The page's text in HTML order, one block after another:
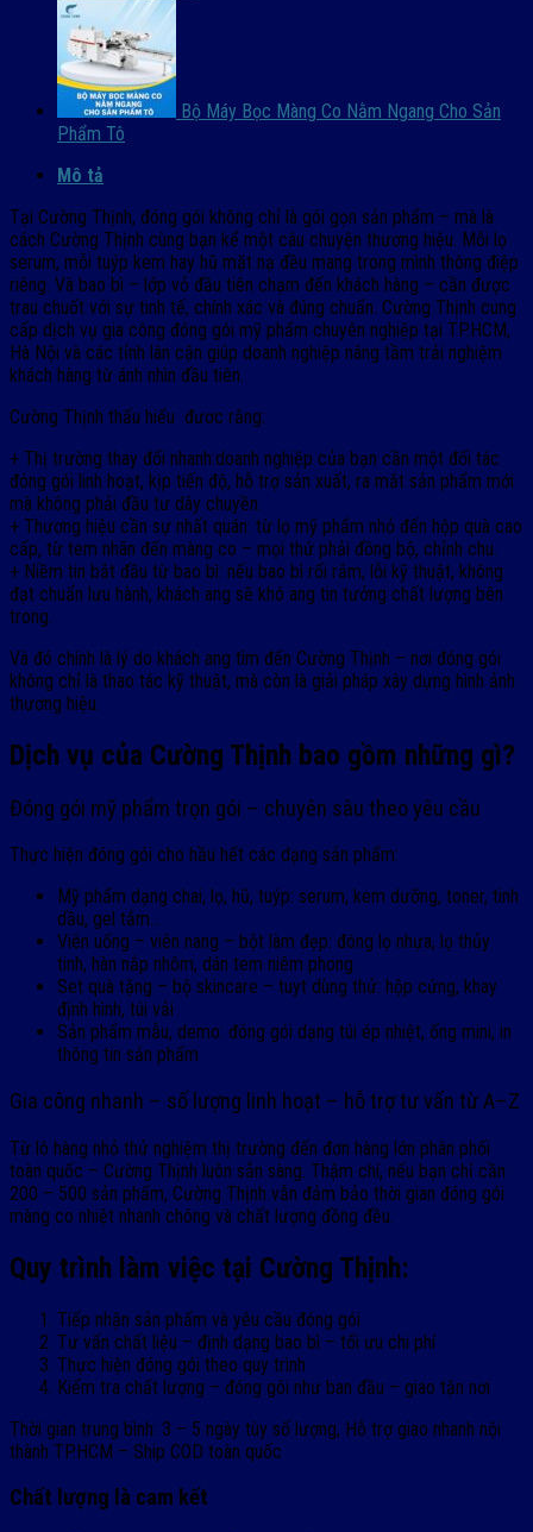
Bộ Máy Bọc Màng Co Nằm Ngang Cho Sản
Phẩm Tô
Mô tả
Tại Cường Thịnh, đóng gói không chỉ là gói gọn sản phẩm – mà là
cách Cường Thịnh cùng bạn kể một câu chuyện thương hiệu. Mỗi lọ
serum, mỗi tuýp kem hay hũ mặt nạ đều mang trong mình thông điệp
riêng. Và bao bì – lớp vỏ đầu tiên chạm đến khách hàng – cần được
trau chuốt với sự tinh tế, chính xác và đúng chuẩn. Cường Thịnh cung
cấp dịch vụ gia công đóng gói mỹ phẩm chuyên nghiệp tại TP.HCM,
Hà Nội và các tỉnh lân cận giúp doanh nghiệp nâng tầm trải nghiệm
khách hàng từ ánh nhìn đầu tiên.
Cường Thịnh thấu hiểu đươc rằng:
+ Thị trường thay đổi nhanh:doanh nghiệp của bạn cần một đối tác
đóng gói linh hoạt, kịp tiến độ, hỗ trợ sản xuất, ra mắt sản phẩm mới
mà không phải đầu tư dây chuyền.
+ Thương hiệu cần sự nhất quán: từ lọ mỹ phẩm nhỏ đến hộp quà cao
cấp, từ tem nhãn đến màng co – mọi thứ phải đồng bộ, chỉnh chu.
+ Niềm tin bắt đầu từ bao bì: nếu bao bì rối rắm, lỗi kỹ thuật, không
đạt chuẩn lưu hành, khách ang sẽ khó ang tin tưởng chất lượng bên
trong.
Và đó chính là lý do khách ang tìm đến Cường Thịnh – nơi đóng gói
không chỉ là thao tác kỹ thuật, mà còn là giải pháp xây dựng hình ảnh
thương hiệu.
Dịch vụ của Cường Thịnh bao gồm những gì?
Đóng gói mỹ phẩm trọn gói – chuyên sâu theo yêu cầu
Thực hiện đóng gói cho hầu hết các dạng sản phẩm:
Mỹ phẩm dạng chai, lọ, hũ, tuýp: serum, kem dưỡng, toner, tinh
dầu, gel tắm…
Viên uống – viên nang – bột làm đẹp: đóng lọ nhựa, lọ thủy
tinh, hàn nắp nhôm, dán tem niêm phong
Set quà tặng – bộ skincare – tuyt dùng thử: hộp cứng, khay
định hình, túi vải
Sản phẩm mẫu, demo: đóng gói dạng túi ép nhiệt, ống mini, in
thông tin sản phẩm
Gia công nhanh – số lượng linh hoạt – hỗ trợ tư vấn từ A–Z
Từ lô hàng nhỏ thử nghiệm thị trường đến đơn hàng lớn phân phối
toàn quốc – Cường Thịnh luôn sẵn sàng. Thậm chí, nếu bạn chỉ cần
200 – 500 sản phẩm, Cường Thịnh vẫn đảm bảo thời gian đóng gói
màng co nhiệt nhanh chóng và chất lượng đồng đều.
Quy trình làm việc tại Cường Thịnh:
Tiếp nhận sản phẩm và yêu cầu đóng gói
Tư vấn chất liệu – định dạng bao bì – tối ưu chi phí
Thực hiện đóng gói theo quy trình
Kiểm tra chất lượng – đóng gói như ban đầu – giao tận nơi
Thời gian trung bình: 3 – 5 ngày tùy số lượng, Hỗ trợ giao nhanh nội
thành TP.HCM – Ship COD toàn quốc
Chất lượng là cam kết